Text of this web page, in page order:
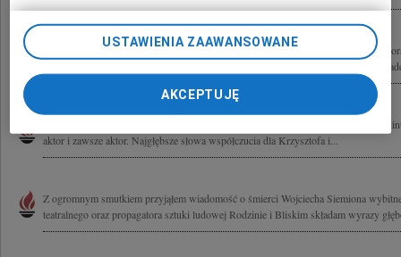
Z głębokim żalem i smutkiem żegnamy Wojciecha Siemiona wybitnego artystę,
Mazowieckiego, niezapomnianego recytatora, pełnego pasji i ciepła nauczyciela
24 kwietnia 2010 roku zmarł Wojciech Siemion Człowiek wielki, dla mnie zawsze
aktor i zawsze aktor. Najgłębsze słowa współczucia dla Krzysztofa i...
Z ogromnym smutkiem przyjąłem wiadomość o śmierci Wojciecha Siemiona
teatralnego oraz propagatora sztuki ludowej Rodzinie i Bliskim składam wyrazy
USTAWIENIA ZAAWANSOWANE
AKCEPTUJĘ